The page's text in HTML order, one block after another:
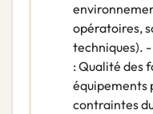
opératoires,
techniques). -
: Qualité des
équipements
contraintes